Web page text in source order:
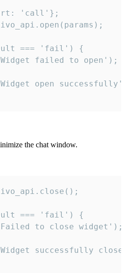
'call'};
=== 'fail') {
failed to open');
open
the chat window.
=== 'fail') {
to close widget');
successfully